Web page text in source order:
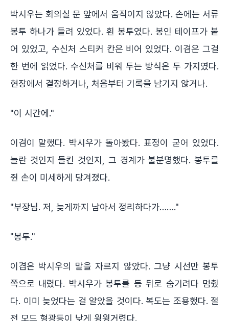
박시우는 회의실 문 앞에서 움직이지 않았다. 손에는 서류
봉투 하나가 들려 있었다. 흰 봉투였다. 봉인 테이프가 붙
어 있었고, 수신처 스티커 칸은 비어 있었다. 이겸은 그걸
한 번에 읽었다. 수신처를 비워 두는 방식은 두 가지였다.
현장에서 결정하거나, 처음부터 기록을 남기지 않거나.
"이 시간에."
이겸이 말했다. 박시우가 돌아봤다. 표정이 굳어 있었다.
놀란 것인지 들킨 것인지, 그 경계가 불분명했다. 봉투를
쥔 손이 미세하게 당겨졌다.
"부장님. 저, 늦게까지 남아서 정리하다가……."
"봉투."
이겸은 박시우의 말을 자르지 않았다. 그냥 시선만 봉투
쪽으로 내렸다. 박시우가 봉투를 등 뒤로 숨기려다 멈췄
다. 이미 늦었다는 걸 알았을 것이다. 복도는 조용했다. 절
전 모드 형광등이 낮게 윙윙거렸다.